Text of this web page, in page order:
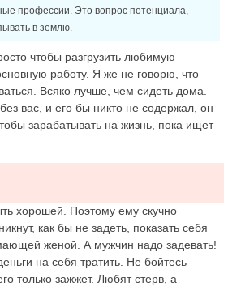
профессии. Это вопрос потенциала,
в землю.
чтобы разгрузить любимую
работу. Я же не говорю, что
Всяко лучше, чем сидеть дома.
вас, и его бы никто не содержал, он
зарабатывать на жизнь, пока ищет
хорошей. Поэтому ему скучно
как бы не задеть, показать себя
женой. А мужчин надо задевать!
на себя тратить. Не бойтесь
только зажжет. Любят стерв, а